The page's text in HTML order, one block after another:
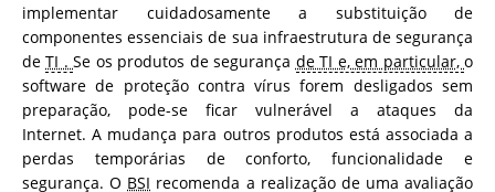
implementar cuidadosamente a substituição de
componentes essenciais de sua infraestrutura de segurança
deTI .Se os produtos de segurança de TI e, em particular,o
software de proteção contra vírus forem desligados sem
preparação, pode-se ficar vulnerável a ataques da
Internet. A mudança para outros produtos está associada a
perdas temporárias de conforto, funcionalidade e
segurança. O BSI recomenda a realização de uma avaliação